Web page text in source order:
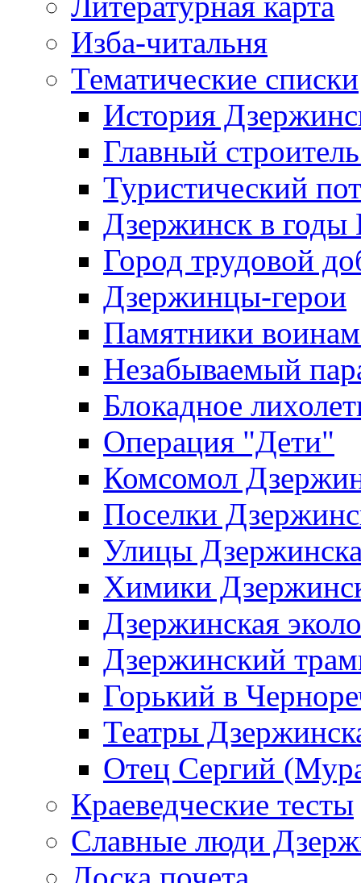
Изба-читальня
Тематические списки
История
Главный
Туристический
Дзержинск в
Город трудовой
Дзержинцы-герои
Памятники
Незабываемый
Блокадное
Операция "Дети"
Комсомол
Поселки
Улицы
Химики
Дзержинская
Дзержинский
Горький в
Театры
Отец Сергий
Краеведческие тесты
Славные люди